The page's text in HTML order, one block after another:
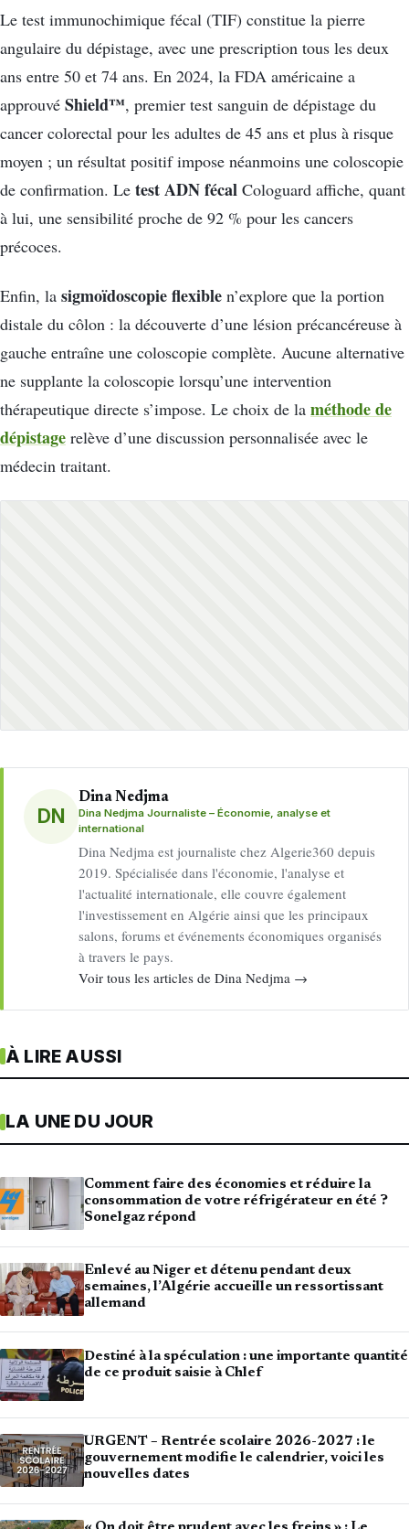
Le test immunochimique fécal (TIF) constitue la pierre
angulaire du dépistage, avec une prescription tous les deux
ans entre 50 et 74 ans. En 2024, la FDA américaine a
approuvé Shield™, premier test sanguin de dépistage du
cancer colorectal pour les adultes de 45 ans et plus à risque
moyen ; un résultat positif impose néanmoins une coloscopie
de confirmation. Le test ADN fécal Cologuard affiche, quant
à lui, une sensibilité proche de 92 % pour les cancers
précoces.
Enfin, la sigmoïdoscopie flexible n’explore que la portion
distale du côlon : la découverte d’une lésion précancéreuse à
gauche entraîne une coloscopie complète. Aucune alternative
ne supplante la coloscopie lorsqu’une intervention
thérapeutique directe s’impose. Le choix de la méthode de
dépistage relève d’une discussion personnalisée avec le
médecin traitant.
DN
Dina Nedjma
Dina Nedjma Journaliste – Économie, analyse et
international
Dina Nedjma est journaliste chez Algerie360 depuis
2019. Spécialisée dans l'économie, l'analyse et
l'actualité internationale, elle couvre également
l'investissement en Algérie ainsi que les principaux
salons, forums et événements économiques organisés
à travers le pays.
Voir tous les articles de Dina Nedjma →
À LIRE AUSSI
LA UNE DU JOUR
Comment faire des économies et réduire la
consommation de votre réfrigérateur en été ?
Sonelgaz répond
Enlevé au Niger et détenu pendant deux
semaines, l’Algérie accueille un ressortissant
allemand
Destiné à la spéculation : une importante quantité
de ce produit saisie à Chlef
URGENT – Rentrée scolaire 2026-2027 : le
gouvernement modifie le calendrier, voici les
nouvelles dates